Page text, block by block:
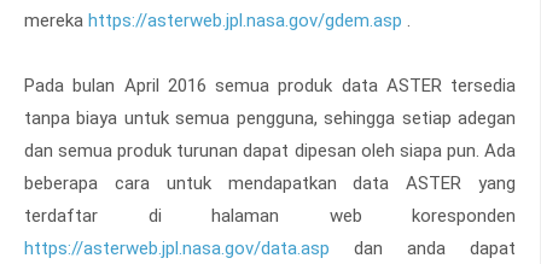
mereka https://asterweb.jpl.nasa.gov/gdem.asp
Pada bulan April 2016 semua produk data ASTER tersedia
tanpa biaya untuk semua pengguna, sehingga setiap adegan
dan semua produk turunan dapat dipesan oleh siapa pun. Ada
beberapa cara untuk mendapatkan data ASTER yang
terdaftar di halaman web koresponden
https://asterweb.jpl.nasa.gov/data.asp dan anda dapat